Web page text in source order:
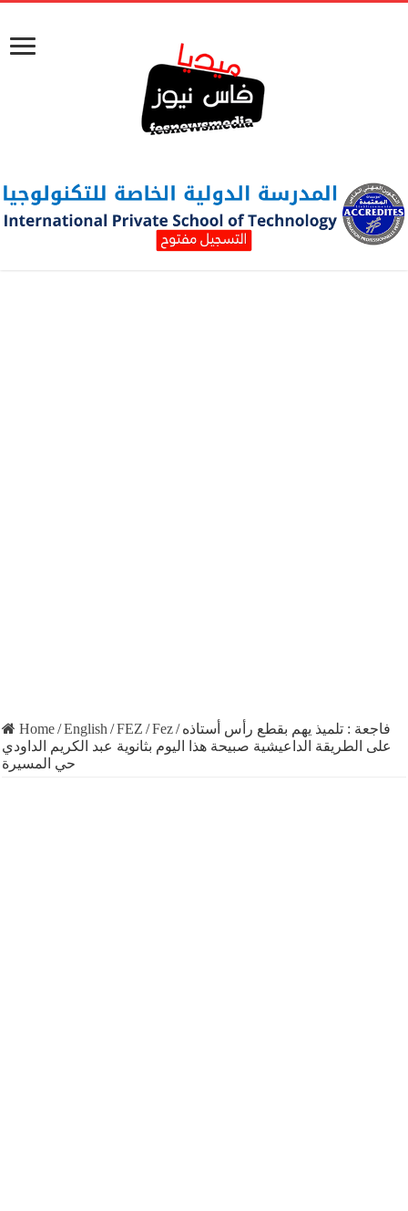
Home/English /FEZ /Fez/ فاجعة : تلميذ يهم بقطع رأس أستاذه
على الطريقة الداعيشية صبيحة هذا اليوم بثانوية عبد الكريم الداودي
حي المسيرة